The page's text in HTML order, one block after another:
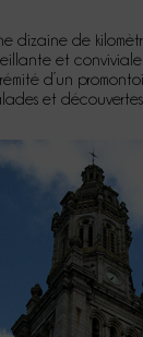
dizaine de
et
d’un
et découvertes.